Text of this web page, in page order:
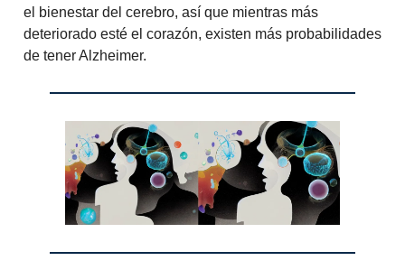
el bienestar del cerebro, así que mientras más
deteriorado esté el corazón, existen más probabilidades
de tener Alzheimer.